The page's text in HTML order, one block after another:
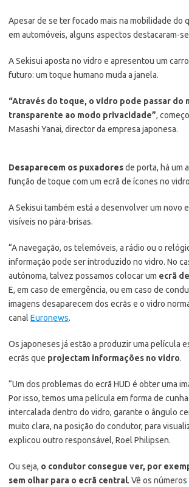
Apesar de se ter focado mais na mobilidade do
em automóveis, alguns aspectos destacaram-
A Sekisui aposta no vidro e apresentou um
futuro: um toque humano muda a janela.
“Através do toque, o vidro pode passar do
transparente ao modo privacidade”,
Masashi Yanai, director da empresa japonesa.
Desaparecem os puxadoresde porta, há um
função de toque com um ecrã de ícones no
A Sekisui também está a desenvolver um novo
visíveis no pára-brisas.
“A navegação, os telemóveis, a rádio ou o
informação pode ser introduzido no vidro. No
autónoma, talvez possamos colocar um ecrã
E, em caso de emergência, ou em caso de
imagens desaparecem dos ecrãs e o vidro
canal Euronews.
Os japoneses já estão a produzir uma película
ecrãs que projectam informações no vidro.
“Um dos problemas do ecrã HUD é obter uma
Por isso, temos uma película em forma de
intercalada dentro do vidro, garante o ângulo
muito clara, na posição do condutor, para
explicou outro responsável, Roel Philipsen.
Ou seja, o condutor consegue ver, por
sem olhar para o ecrã central. Vê os